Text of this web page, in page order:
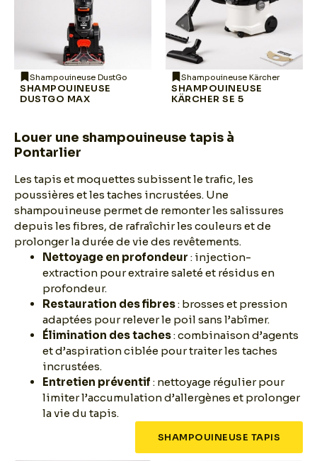
Shampouineuse DustGo
SHAMPOUINEUSE
DUSTGO MAX
Shampouineuse Kärcher
SHAMPOUINEUSE
KÄRCHER SE 5
Louer une shampouineuse tapis à
Pontarlier
Les tapis et moquettes subissent le trafic, les
poussières et les taches incrustées. Une
shampouineuse permet de remonter les salissures
depuis les fibres, de rafraîchir les couleurs et de
prolonger la durée de vie des revêtements.
Nettoyage en profondeur : injection-
extraction pour extraire saleté et résidus en
profondeur.
Restauration des fibres: brosses et pression
adaptées pour relever le poil sans l’abîmer.
Élimination des taches: combinaison d’agents
et d’aspiration ciblée pour traiter les taches
incrustées.
Entretien préventif : nettoyage régulier pour
limiter l’accumulation d’allergènes et prolonger
la vie du tapis.
SHAMPOUINEUSE TAPIS